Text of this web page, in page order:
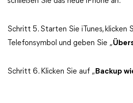
Schritt 5. Starten Sie iTunes, klicken
Telefonsymbol und geben Sie „
Schritt 6. Klicken Sie auf „ Backup